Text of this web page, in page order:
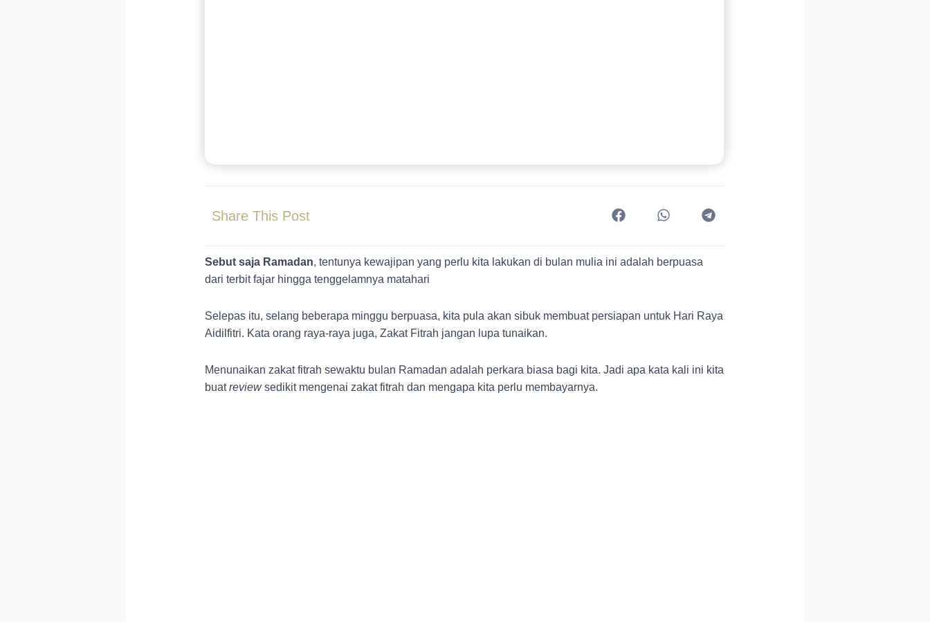
Share This Post
Sebut saja Ramadan, tentunya kewajipan yang perlu kita lakukan di bulan mulia ini adalah berpuasa
dari terbit fajar hingga tenggelamnya matahari
Selepas itu, selang beberapa minggu berpuasa, kita pula akan sibuk membuat persiapan untuk Hari Raya
Aidilfitri. Kata orang raya-raya juga, Zakat Fitrah jangan lupa tunaikan.
Menunaikan zakat fitrah sewaktu bulan Ramadan adalah perkara biasa bagi kita. Jadi apa kata kali ini kita
buatreviewsedikit mengenai zakat fitrah dan mengapa kita perlu membayarnya.